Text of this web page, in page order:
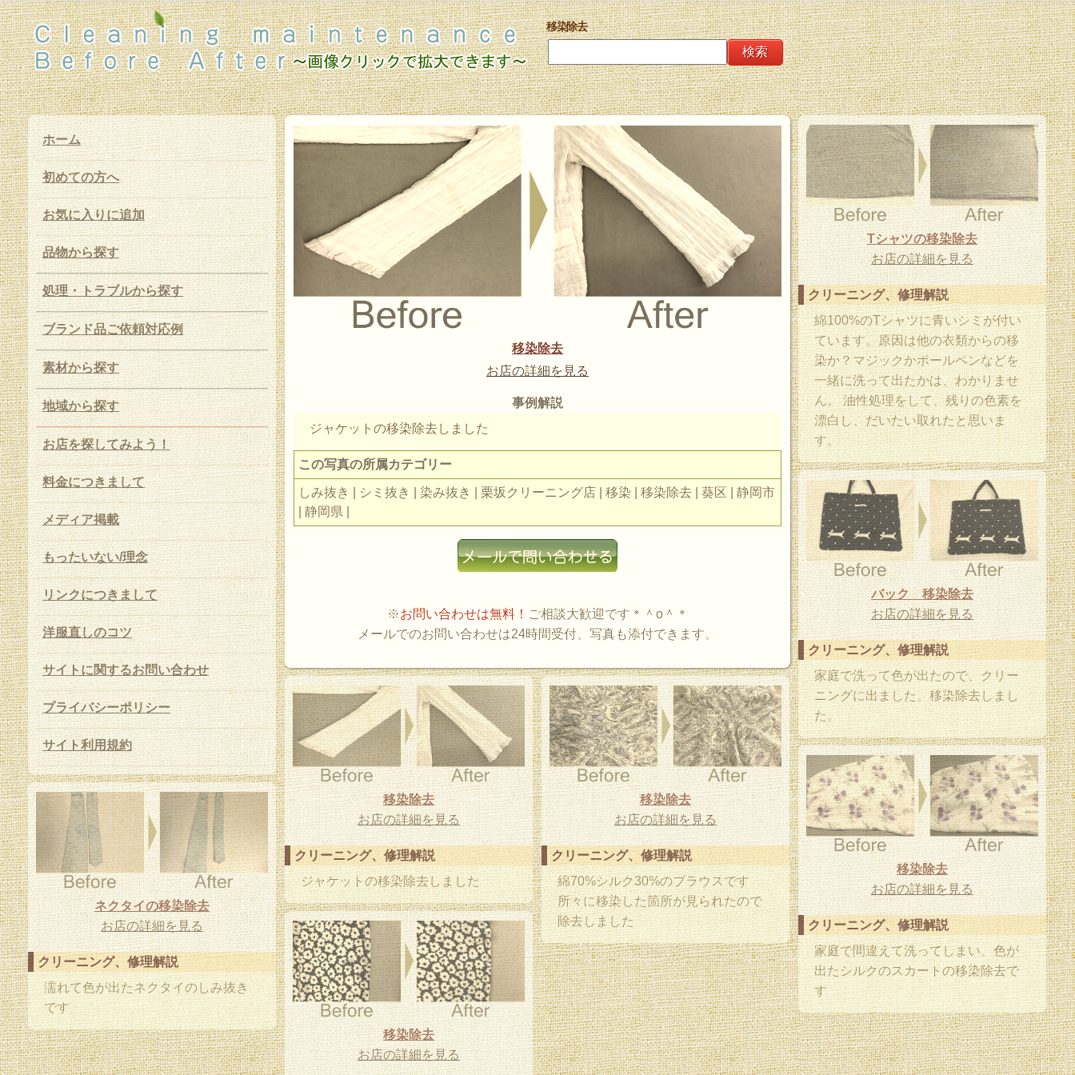
移染除去
ホーム
初めての方へ
お気に入りに追加
品物から探す
処理・トラブルから探す
ブランド品ご依頼対応例
素材から探す
地域から探す
お店を探してみよう！
料金につきまして
メディア掲載
もったいない/理念
リンクにつきまして
洋服直しのコツ
サイトに関するお問い合わせ
プライバシーポリシー
サイト利用規約
移染除去
お店の詳細を見る
事例解説
ジャケットの移染除去しました
この写真の所属カテゴリー
しみ抜き | シミ抜き | 染み抜き | 栗坂クリーニング店 | 移染 | 移染除去 | 葵区 | 静岡市
| 静岡県 |
※お問い合わせは無料！ ご相談大歓迎です＊＾o＾＊
メールでのお問い合わせは24時間受付、写真も添付できます。
Tシャツの移染除去
お店の詳細を見る
クリーニング、修理解説
綿100%のTシャツに青いシミが付い
ています。原因は他の衣類からの移
染か？マジックかボールペンなどを
一緒に洗って出たかは、わかりませ
ん。 油性処理をして、残りの色素を
漂白し、だいたい取れたと思いま
す。
バック 移染除去
お店の詳細を見る
クリーニング、修理解説
家庭で洗って色が出たので、クリー
ニングに出ました。移染除去しまし
た。
移染除去
お店の詳細を見る
クリーニング、修理解説
ジャケットの移染除去しました
移染除去
お店の詳細を見る
クリーニング、修理解説
綿70%シルク30%のブラウスです
所々に移染した箇所が見られたので
除去しました
移染除去
お店の詳細を見る
クリーニング、修理解説
家庭で間違えて洗ってしまい、色が
出たシルクのスカートの移染除去で
す
ネクタイの移染除去
お店の詳細を見る
クリーニング、修理解説
濡れて色が出たネクタイのしみ抜き
です
移染除去
お店の詳細を見る